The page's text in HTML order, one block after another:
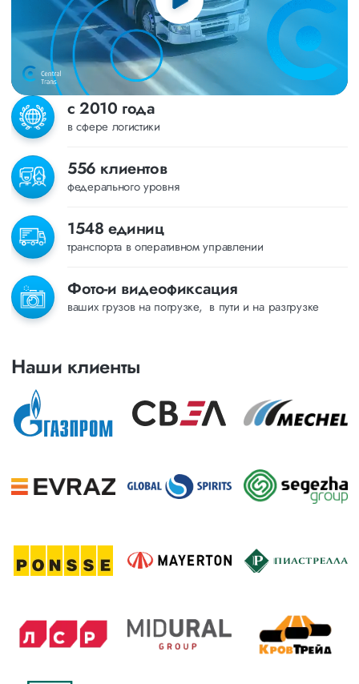
с 2010 года
в сфере логистики
556 клиентов
федерального уровня
1548 единиц
транспорта в оперативном управлении
Фото-и видеофиксация
ваших грузов на погрузке, в пути и на разгрузке
Наши клиенты